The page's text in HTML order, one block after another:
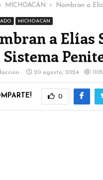
MICHOACÁN Nombran a
MICHOACÁN
a Elías
Sistema
20 agosto, 2024 1105
0